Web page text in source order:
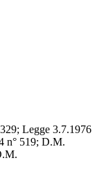
Legge 3.7.1976
n° 519; D.M.